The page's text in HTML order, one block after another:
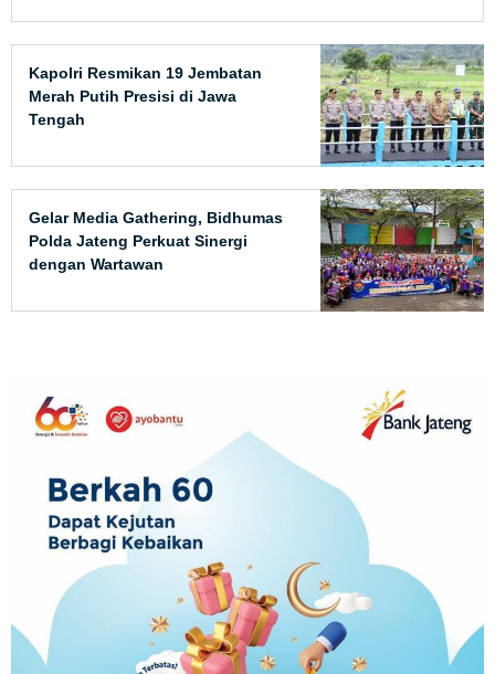
Kapolri Resmikan 19 Jembatan
Merah Putih Presisi di Jawa
Tengah
Gelar Media Gathering, Bidhumas
Polda Jateng Perkuat Sinergi
dengan Wartawan